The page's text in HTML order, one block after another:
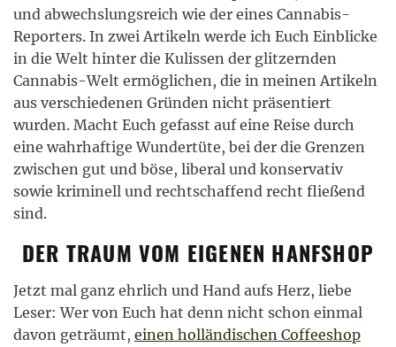
und abwechslungsreich wie der eines Cannabis-
Reporters. In zwei Artikeln werde ich Euch Einblicke
in die Welt hinter die Kulissen der glitzernden
Cannabis-Welt ermöglichen, die in meinen Artikeln
aus verschiedenen Gründen nicht präsentiert
wurden. Macht Euch gefasst auf eine Reise durch
eine wahrhaftige Wundertüte, bei der die Grenzen
zwischen gut und böse, liberal und konservativ
sowie kriminell und rechtschaffend recht fließend
sind.
DER TRAUM VOM EIGENEN HANFSHOP
Jetzt mal ganz ehrlich und Hand aufs Herz, liebe
Leser: Wer von Euch hat denn nicht schon einmal
davon geträumt, einen holländischen Coffeeshop